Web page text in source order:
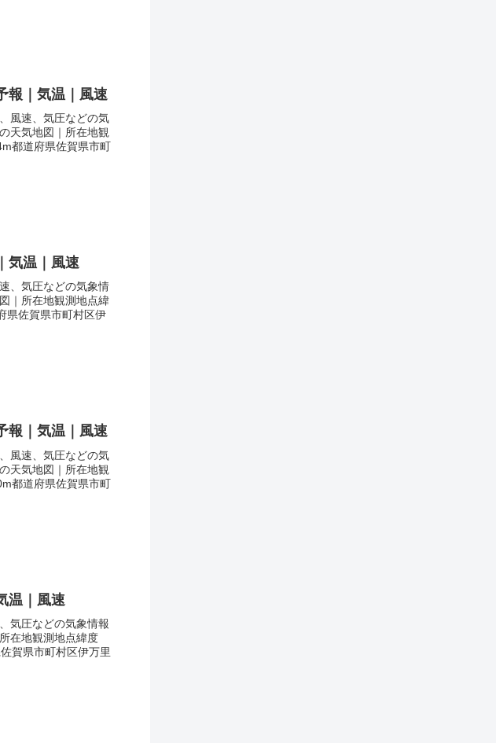
報｜気温｜風速
風速、気圧などの気
天気地図｜所在地観
都道府県佐賀県市町
気温｜風速
、気圧などの気象情
｜所在地観測地点緯
県佐賀県市町村区伊
報｜気温｜風速
風速、気圧などの気
天気地図｜所在地観
都道府県佐賀県市町
温｜風速
気圧などの気象情報
在地観測地点緯度
賀県市町村区伊万里